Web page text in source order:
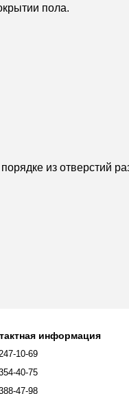
пола.
из отверстий
информация
10-69
40-75
47-98